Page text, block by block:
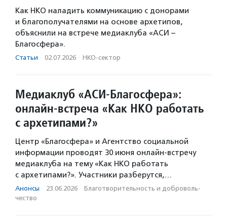
Как НКО наладить коммуникацию с донорами
и благополучателями на основе архетипов,
объяснили на встрече медиаклуба «АСИ –
Благосфера».
Статьи · 02.07.2026 · НКО-сектор
Медиаклуб «АСИ-Благосфера»:
онлайн-встреча «Как НКО работать
с архетипами?»
Центр «Благосфера» и Агентство социальной
информации проводят 30 июня онлайн-встречу
медиаклуба на тему «Как НКО работать
с архетипами?». Участники разберутся,…
Анонсы · 23.06.2026 · Благотвори­тель­ность и доброволь­
чест­во